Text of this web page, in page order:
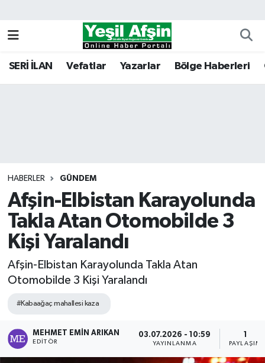
SERİ İLAN Vefatlar Yazarlar Bölge Haberleri
HABERLER GÜNDEM
Afşin-Elbistan Karayolunda
Takla Atan Otomobilde 3
Kişi Yaralandı
Afşin-Elbistan Karayolunda Takla Atan
Otomobilde 3 Kişi Yaralandı
#Kabaağaç mahallesi kaza
MEHMET EMIN ARIKAN
EDITÖR
03.07.2026 - 10:59
YAYINLANMA
1
PAYLAŞIM
Kahramanmaraş Nöbetçi Eczaneler
Tüm Manşetler
Son Dakika Haberleri